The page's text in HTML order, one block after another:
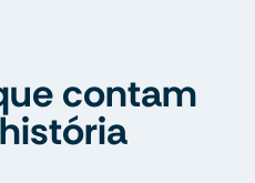
contam